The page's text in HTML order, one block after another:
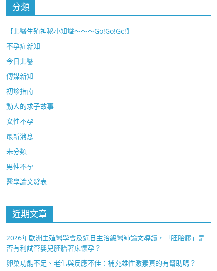
分類
【北醫生殖神秘小知識～～～Go!Go!Go!】
不孕症新知
今日北醫
傳媒新知
初診指南
動人的求子故事
女性不孕
最新消息
未分類
男性不孕
醫學論文發表
近期文章
2026年歐洲生殖醫學會及近日主治級醫師論文導讀，「胚胎膠」是
否有利試管嬰兒胚胎著床懷孕？
卵巢功能不足、老化與反應不佳：補充雄性激素真的有幫助嗎？